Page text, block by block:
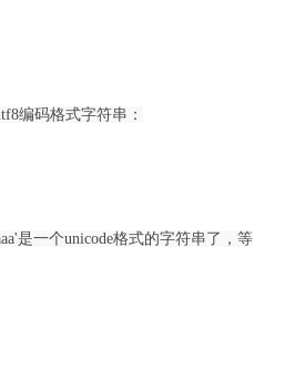
编码格式字符串：
是一个unicode格式的字符串了，等